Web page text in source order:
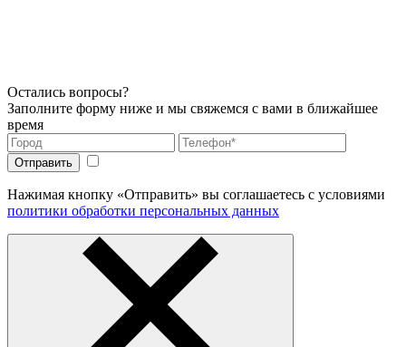
Остались вопросы?
Заполните форму ниже и мы свяжемся с вами в ближайшее
время
Нажимая кнопку «Отправить» вы соглашаетесь с условиями
политики обработки персональных данных